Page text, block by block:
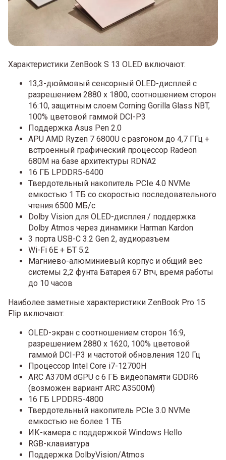
Характеристики ZenBook S 13 OLED включают:
13,3-дюймовый сенсорный OLED-дисплей с
разрешением 2880 x 1800, соотношением сторон
16:10, защитным слоем Corning Gorilla Glass NBT,
100% цветовой гаммой DCI-P3
Поддержка Asus Pen 2.0
APU AMD Ryzen 7 6800U с разгоном до 4,7 ГГц +
встроенный графический процессор Radeon
680M на базе архитектуры RDNA2
16 ГБ LPDDR5-6400
Твердотельный накопитель PCIe 4.0 NVMe
емкостью 1 ТБ со скоростью последовательного
чтения 6500 МБ/с
Dolby Vision для OLED-дисплея / поддержка
Dolby Atmos через динамики Harman Kardon
3 порта USB-C 3.2 Gen 2, аудиоразъем
Wi-Fi 6Е + БТ 5.2
Магниево-алюминиевый корпус и общий вес
системы 2,2 фунта Батарея 67 Втч, время работы
до 10 часов
Наиболее заметные характеристики ZenBook Pro 15
Flip включают:
OLED-экран с соотношением сторон 16:9,
разрешением 2880 x 1620, 100% цветовой
гаммой DCI-P3 и частотой обновления 120 Гц
Процессор Intel Core i7-12700H
ARC A370M dGPU с 6 ГБ видеопамяти GDDR6
(возможен вариант ARC A3500M)
16 ГБ LPDDR5-4800
Твердотельный накопитель PCIe 3.0 NVMe
емкостью не более 1 ТБ
ИК-камера с поддержкой Windows Hello
RGB-клавиатура
Поддержка DolbyVision/Atmos